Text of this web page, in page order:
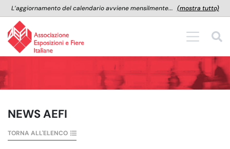
L’aggiornamento del calendario avviene mensilmente... (mostra tutto)
NEWS AEFI
TORNA ALL'ELENCO